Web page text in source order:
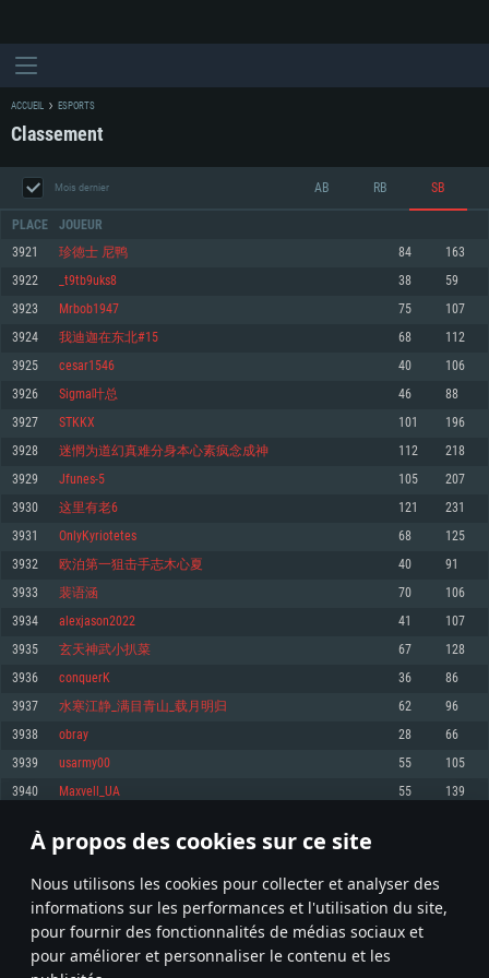
À propos des cookies sur ce site
Nous utilisons les cookies pour collecter et analyser des
informations sur les performances et l'utilisation du site,
pour fournir des fonctionnalités de médias sociaux et
pour améliorer et personnaliser le contenu et les
CONFIGURATION SYSTÈME REQUISE
Minimum
OS: Windows 10 (64 bit)
Processeur: Dual-Core 2.2 GHz
Mémoire: 4 GB
Carte graphique supportant DirectX 11: AMD Radeon 77XX / NVIDIA
GeForce GTX 660. La résolution minimale supportée par le jeu est de 720p
Connection: Connexion Internet à haut débit
Disque dur: 23.1 Go (client minimal)
Recommandée
1060 et plus, Radeon RX 570 et plus.
Disque dur: 75.9 Go (client complet)
Minimum
OS: Mac OS Big Sur 11.0 ou plus récent
Processeur: Core i5, minimum 2.2GHz (Les processeurs Intel Xeon ne sont
pas supportés)
Mémoire: 6 GB
Carte graphique: Intel Iris Pro 5200 (Mac), ou analogue AMD/Nvidia. La
résolution minimale supportée par le jeu est de 720p.
Connection: Connexion Internet à haut débit
Disque dur: 62,2 Go (client minimal)
Recommandée
OS: Mac OS Big Sur 11.0 ou plus récent
Processeur: Core i7 (Les processeurs Intel Xeon ne sont pas supportés)
Mémoire: 8 GB
Carte graphique: Radeon Vega II ou plus avec support de Metal
Disque dur: 62,2 Go (client complet)
Minimum
OS: Les configurations Linux 64 bits les plus modernes
Processeur: Dual-Core 2.4 GHz
Mémoire: 4 GB
Carte graphique: NVIDIA 660 avec les derniers drivers (moins de 6 mois) /
de même pour AMD (La résolution minimale supportée par le jeu est de
720p)
Connection: Connexion Internet à haut débit
Disque dur: 62,2 Go (client minimal)
Recommandée
OS: Ubuntu 20.04 64bit
Processeur: Intel Core i7
Mémoire: 8 GB
Carte graphique: NVIDIA 1060 avec les derniers drivers (moins de 6 mois) /
6 mois et supportant Vulkan
Connection: Connexion Internet à haut débit
Disque dur: 60,2 Go (client complet)
ACCUEIL ESPORTS
Classement
Mois dernier AB RB SB
PLACE JOUEUR
3921 珍徳士 尼鸭 84 163
3922 _t9tb9uks8 38 59
3923 Mrbob1947 75 107
3924 我迪迦在东北#15 68 112
3925 cesar1546 40 106
3926 Sigma叶总 46 88
3927 STKKX 101 196
3928 迷惘为道幻真难分身本心素疯念成神 112 218
3929 Jfunes-5 105 207
3930 这里有老6 121 231
3931 OnlyKyriotetes 68 125
3932 欧泊第一狙击手志木心夏 40 91
3933 裴语涵 70 106
3934 alexjason2022 41 107
3935 玄天神武小扒菜 67 128
3936 conquerK 36 86
3937 水寒江静_满目青山_载月明归 62 96
3938 obray 28 66
3939 usarmy00 55 105
3940 Maxvell_UA 55 139
* Classement mis à jour quotidiennement
196 197 198 297